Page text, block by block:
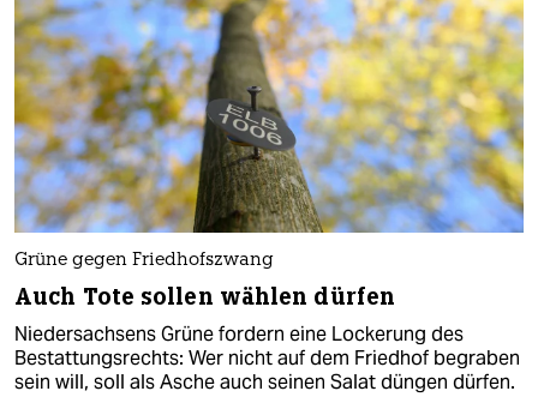
Grüne gegen Friedhofszwang
Auch Tote sollen wählen dürfen
Niedersachsens Grüne fordern eine Lockerung des
Bestattungsrechts: Wer nicht auf dem Friedhof begraben
sein will, soll als Asche auch seinen Salat düngen dürfen.